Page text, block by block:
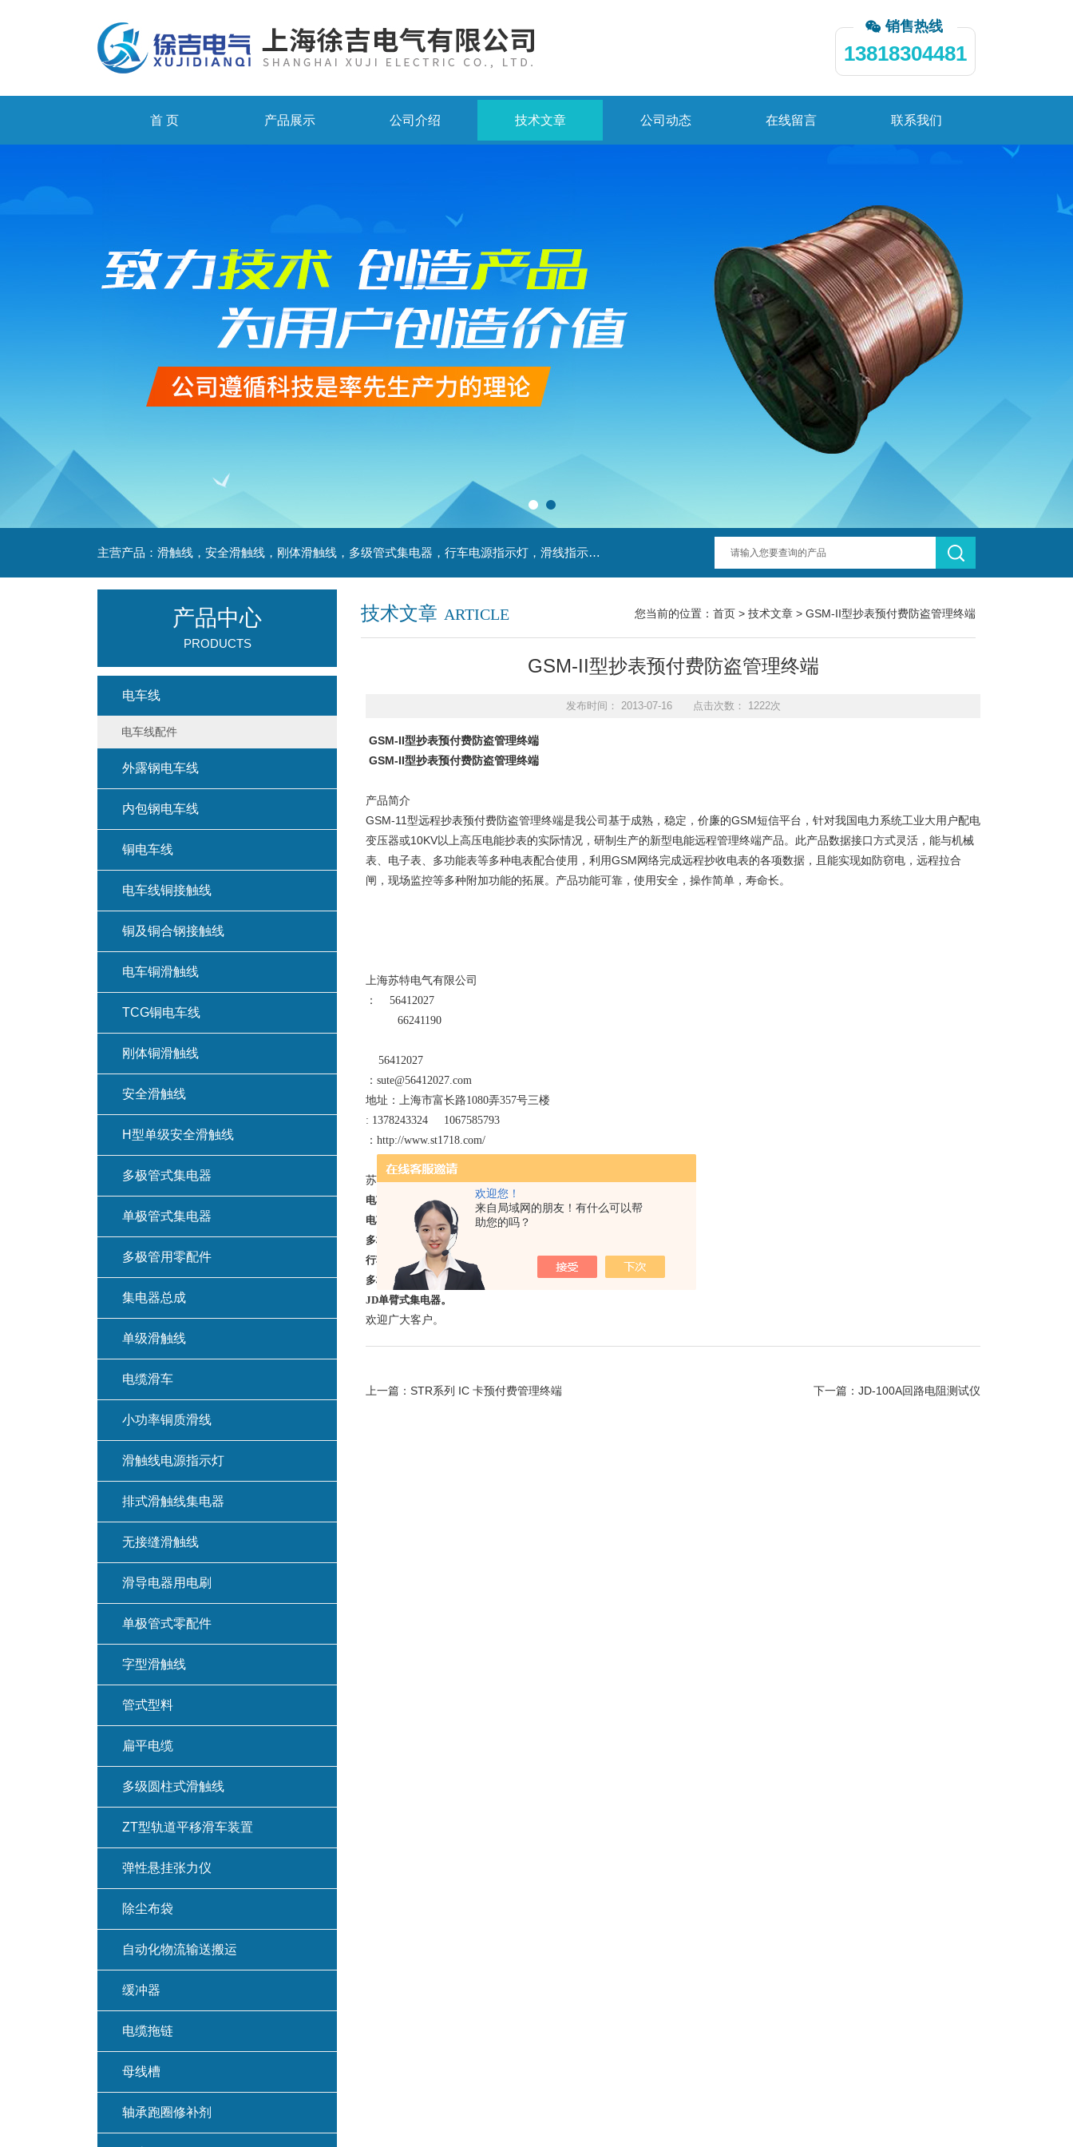
欢迎您！
来自局域网的朋友！有什么可以帮
助您的吗？
销售热线
13818304481
首 页 产品展示 公司介绍 技术文章 公司动态 在线留言 联系我们
主营产品：滑触线，安全滑触线，刚体滑触线，多级管式集电器，行车电源指示灯，滑线指示灯，集电器，扁平电缆，H型单级安全滑触器，电缆滑轨滑车
技术文章 ARTICLE 您当前的位置： 首页 > 技术文章 > GSM-II型抄表预付费防盗管理终端
GSM-II型抄表预付费防盗管理终端
发布时间： 2013-07-16 点击次数： 1222次
GSM-II型抄表预付费防盗管理终端
GSM-II型抄表预付费防盗管理终端
产品简介
GSM-11型远程抄表预付费防盗管理终端是我公司基于成熟，稳定，价廉的GSM短信平台，针对我国电力系统工业大用户配电
变压器或10KV以上高压电能抄表的实际情况，研制生产的新型电能远程管理终端产品。此产品数据接口方式灵活，能与机械
表、电子表、多功能表等多种电表配合使用，利用GSM网络完成远程抄收电表的各项数据，且能实现如防窃电，远程拉合
闸，现场监控等多种附加功能的拓展。产品功能可靠，使用安全，操作简单，寿命长。
上海苏特电气有限公司
：
56412027
66241190
56412027
： sute@56412027.com
地址：上海市富长路1080弄357号三楼
: 1378243324 1067585793
： http://www.st1718.com/
http://www.st5118.com/
苏特公司主营热销产品：
电车线
电车铜滑线 ,
多极滑触线
,
行车滑触线,
多极管式铜排滑触线
JD单臂式集电器。
欢迎广大客户。
下一篇： JD-100A回路电阻测试仪
上一篇： STR系列 IC 卡预付费管理终端
产品中心
PRODUCTS
电车线
电车线配件
外露钢电车线
内包钢电车线
铜电车线
电车线铜接触线
铜及铜合钢接触线
电车铜滑触线
TCG铜电车线
刚体铜滑触线
安全滑触线
H型单级安全滑触线
多极管式集电器
单极管式集电器
多极管用零配件
集电器总成
单级滑触线
电缆滑车
小功率铜质滑线
滑触线电源指示灯
排式滑触线集电器
无接缝滑触线
滑导电器用电刷
单极管式零配件
字型滑触线
管式型料
扁平电缆
多级圆柱式滑触线
ZT型轨道平移滑车装置
弹性悬挂张力仪
除尘布袋
自动化物流输送搬运
缓冲器
电缆拖链
母线槽
轴承跑圈修补剂